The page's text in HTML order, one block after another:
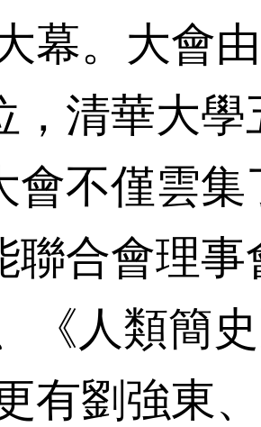
幕。大會
，清華大學
不僅雲集
聯合會理事
《人類簡
有劉強東